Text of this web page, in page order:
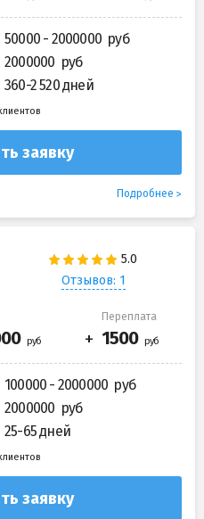
50000 - 2000000
2000000
360-2 520 дней
заявку
Подробнее
Отзывов: 1
Переплата
100000 - 2000000
2000000
25-65 дней
заявку